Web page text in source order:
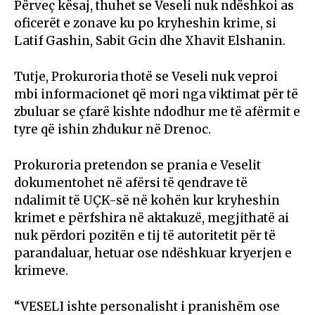
Përveç kësaj, thuhet se Veseli nuk ndëshkoi as
oficerët e zonave ku po kryheshin krime, si
Latif Gashin, Sabit Gcin dhe Xhavit Elshanin.
Tutje, Prokuroria thotë se Veseli nuk veproi
mbi informacionet që mori nga viktimat për të
zbuluar se çfarë kishte ndodhur me të afërmit e
tyre që ishin zhdukur në Drenoc.
Prokuroria pretendon se prania e Veselit
dokumentohet në afërsi të qendrave të
ndalimit të UÇK-së në kohën kur kryheshin
krimet e përfshira në aktakuzë, megjithatë ai
nuk përdori pozitën e tij të autoritetit për të
parandaluar, hetuar ose ndëshkuar kryerjen e
krimeve.
“VESELI ishte personalisht i pranishëm ose